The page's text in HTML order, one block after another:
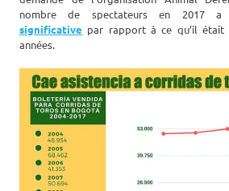
nombre de spectateurs en 2017
significative par rapport à ce qu’il
années.